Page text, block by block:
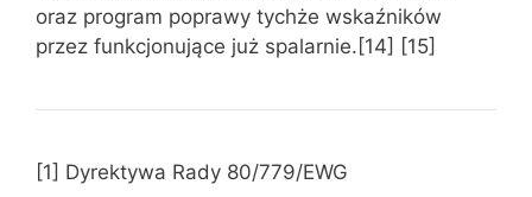
oraz program poprawy tychże wskaźników
przez funkcjonujące już spalarnie.[14] [15]
[1] Dyrektywa Rady 80/779/EWG